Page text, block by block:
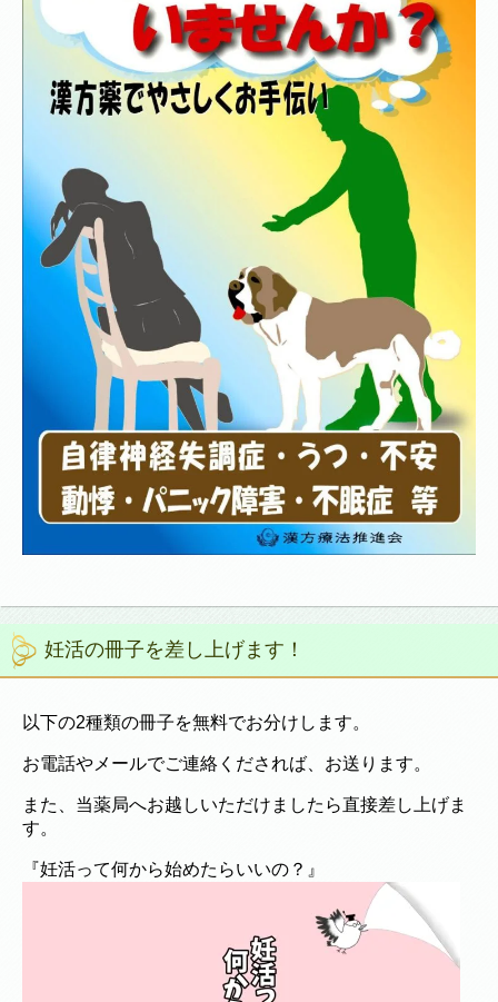
妊活の冊子を差し上げます！
以下の2種類の冊子を無料でお分けします。
お電話やメールでご連絡くだされば、お送ります。
また、当薬局へお越しいただけましたら直接差し上げま
す。
『妊活って何から始めたらいいの？』